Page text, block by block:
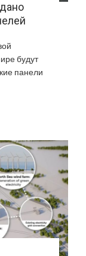
будут
панели